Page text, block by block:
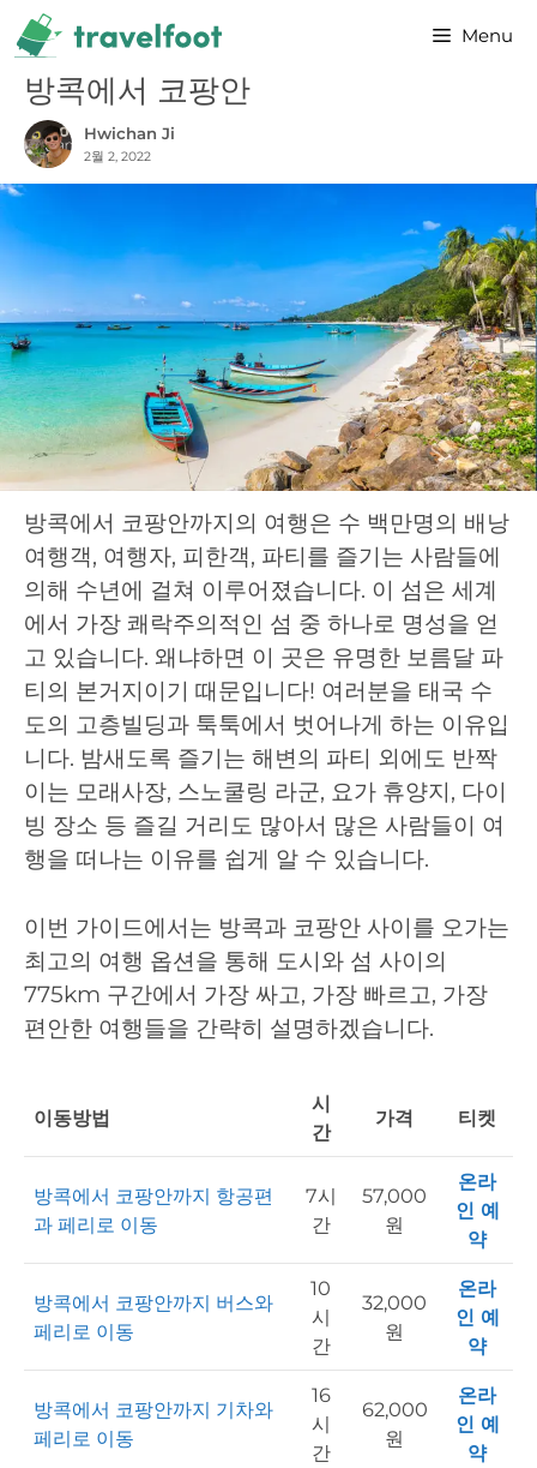
Skip
to
content
Menu
방콕에서 코팡안
Hwichan Ji
2월 2, 2022
방콕에서 코팡안까지의 여행은 수 백만명의 배낭
여행객, 여행자, 피한객, 파티를 즐기는 사람들에
의해 수년에 걸쳐 이루어졌습니다. 이 섬은 세계
에서 가장 쾌락주의적인 섬 중 하나로 명성을 얻
고 있습니다. 왜냐하면 이 곳은 유명한 보름달 파
티의 본거지이기 때문입니다! 여러분을 태국 수
도의 고층빌딩과 툭툭에서 벗어나게 하는 이유입
니다. 밤새도록 즐기는 해변의 파티 외에도 반짝
이는 모래사장, 스노쿨링 라군, 요가 휴양지, 다이
빙 장소 등 즐길 거리도 많아서 많은 사람들이 여
행을 떠나는 이유를 쉽게 알 수 있습니다.
이번 가이드에서는 방콕과 코팡안 사이를 오가는
최고의 여행 옵션을 통해 도시와 섬 사이의
775km 구간에서 가장 싸고, 가장 빠르고, 가장
편안한 여행들을 간략히 설명하겠습니다.
이동방법
시
간
가격 티켓
방콕에서 코팡안까지 항공편
과 페리로 이동
7시
간
57,000
원
온라
인 예
약
방콕에서 코팡안까지 버스와
페리로 이동
10
시
간
32,000
원
온라
인 예
약
방콕에서 코팡안까지 기차와
페리로 이동
16
시
간
62,000
원
온라
인 예
약